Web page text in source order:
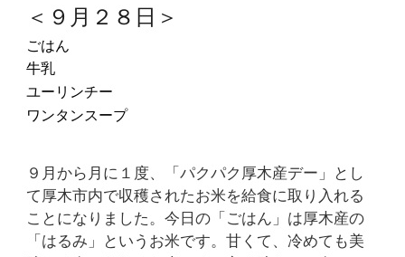
＜９月２８日＞
ごはん
牛乳
ユーリンチー
ワンタンスープ
９月から月に１度、「パクパク厚木産デー」とし
て厚木市内で収穫されたお米を給食に取り入れる
ことになりました。今日の「ごはん」は厚木産の
「はるみ」というお米です。甘くて、冷めても美